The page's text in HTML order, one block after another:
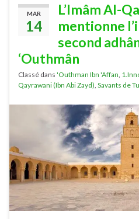
MAR
14
L’Imâm Al-
mentionne
second
‘Outhmân
Classé dans 'Outhman Ibn 'Affan
Qayrawani (Ibn Abi Zayd) Savants de